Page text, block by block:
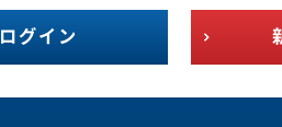
ログイン